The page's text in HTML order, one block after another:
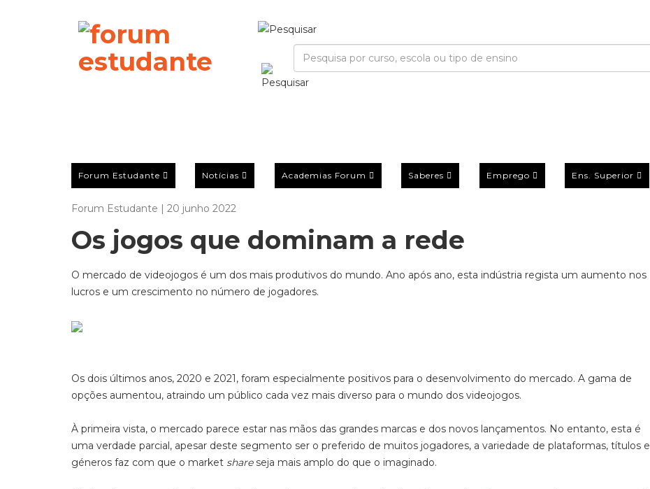
Forum Estudante Notícias Academias Forum Saberes Emprego Ens. Superior
Forum Estudante | 20 junho 2022
Os jogos que dominam a rede
O mercado de videojogos é um dos mais produtivos do mundo. Ano após ano, esta indústria regista um aumento nos
lucros e um crescimento no número de jogadores.
Os dois últimos anos, 2020 e 2021, foram especialmente positivos para o desenvolvimento do mercado. A gama de
opções aumentou, atraindo um público cada vez mais diverso para o mundo dos videojogos.
À primeira vista, o mercado parece estar nas mãos das grandes marcas e dos novos lançamentos. No entanto, esta é
uma verdade parcial, apesar deste segmento ser o preferido de muitos jogadores, a variedade de plataformas, títulos e
géneros faz com que o market shareseja mais amplo do que o imaginado.